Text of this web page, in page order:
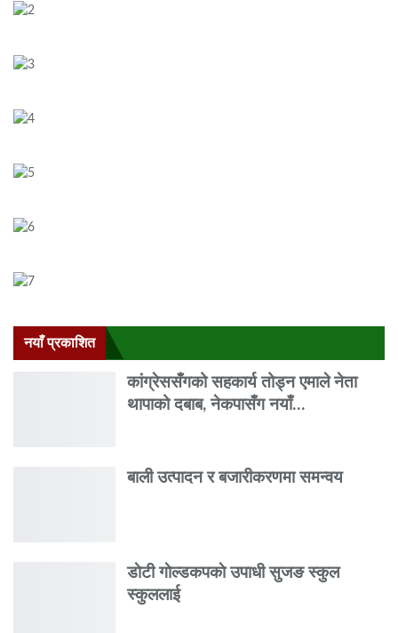
नयाँ प्रकाशित
कांग्रेससँगको सहकार्य तोड्न एमाले नेता
थापाको दबाब, नेकपासँग नयाँ…
बाली उत्पादन र बजारीकरणमा समन्वय
डाेटी गाेल्डकपकाे उपाधी सुजङ स्कुल
स्कुललाई